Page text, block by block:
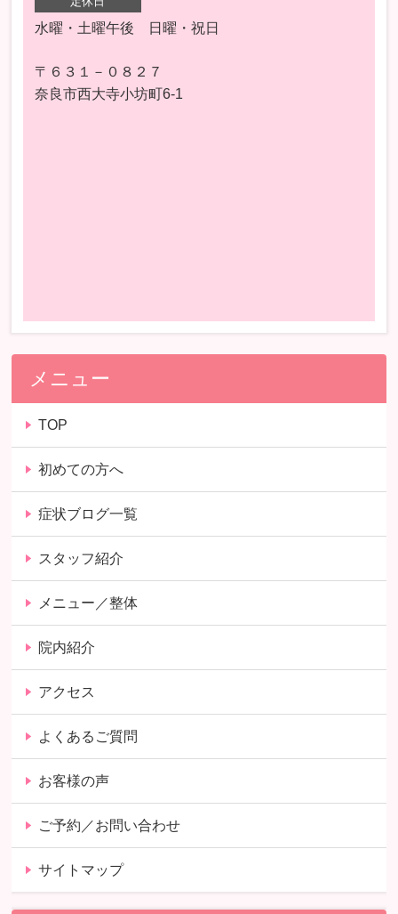
水曜・土曜午後 日曜・祝日
〒６３１－０８２７
奈良市西大寺小坊町6-1
メニュー
TOP
初めての方へ
症状ブログ一覧
スタッフ紹介
メニュー／整体
院内紹介
アクセス
よくあるご質問
お客様の声
ご予約／お問い合わせ
サイトマップ